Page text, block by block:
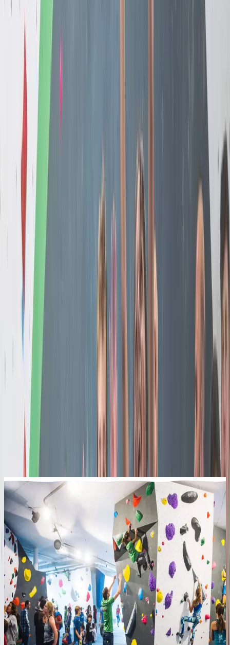
Les inscriptions semestrielles sont actuellement
ouvertes pour l’automne 2026. Consulte nos tarifs